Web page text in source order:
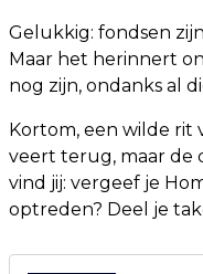
Gelukkig: fondsen
Maar het herinnert
nog zijn, ondanks al
Kortom, een wilde rit
veert terug, maar de
vind jij: vergeef je
optreden? Deel je